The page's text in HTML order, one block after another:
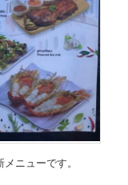
メニューです。